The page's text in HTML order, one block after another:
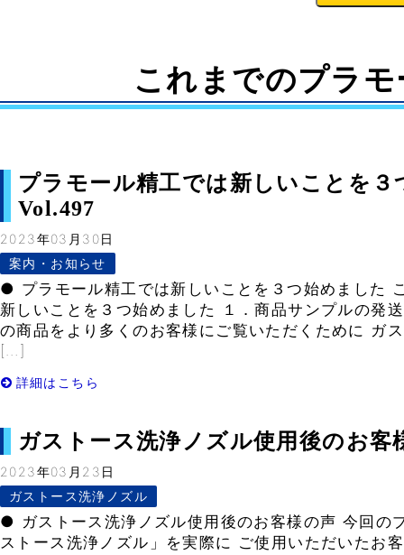
これまでのプラ
プラモール精工では新しいことを３
Vol.497
2023年03月30日
案内・お知らせ
● プラモール精工では新しいことを３つ始めました
新しいことを３つ始めました １．商品サンプルの発
の商品をより多くのお客様にご覧いただくために ガ
[…]
詳細はこちら
ガストース洗浄ノズル使用後のお客
2023年03月23日
ガストース洗浄ノズル
● ガストース洗浄ノズル使用後のお客様の声 今回の
ストース洗浄ノズル」を実際に ご使用いただいたお